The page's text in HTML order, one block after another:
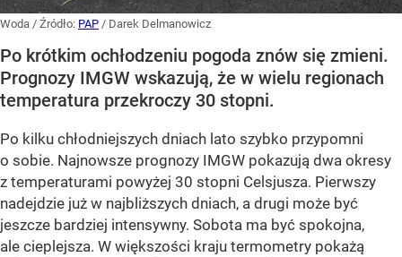
Woda / Źródło: PAP / Darek Delmanowicz
Po krótkim ochłodzeniu pogoda znów się zmieni.
Prognozy IMGW wskazują, że w wielu regionach
temperatura przekroczy 30 stopni.
Po kilku chłodniejszych dniach lato szybko przypomni
o sobie. Najnowsze prognozy IMGW pokazują dwa okresy
z temperaturami powyżej 30 stopni Celsjusza. Pierwszy
nadejdzie już w najbliższych dniach, a drugi może być
jeszcze bardziej intensywny. Sobota ma być spokojna,
ale cieplejsza. W większości kraju termometry pokażą